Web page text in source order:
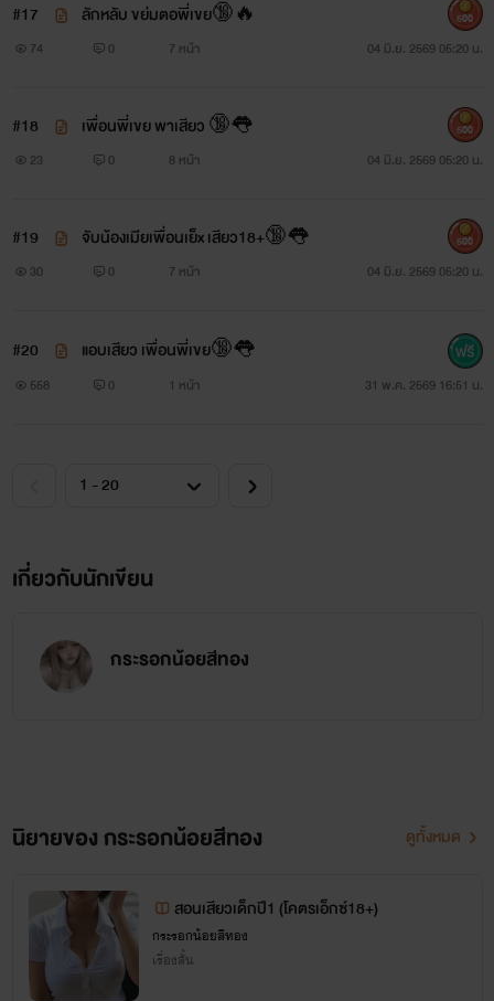
#17 ลักหลับ ขย่มตอพี่เขย🔞🔥
74 0 7 หน้า 04 มิ.ย. 2569 05:20 น.
500
#18 เพื่อนพี่เขย พาเสียว 🔞👅
23 0 8 หน้า 04 มิ.ย. 2569 05:20 น.
500
#19 จับน้องเมียเพื่อนเย็x เสียว18+🔞👅
30 0 7 หน้า 04 มิ.ย. 2569 05:20 น.
500
#20 แอบเสียว เพื่อนพี่เขย🔞👅
558 0 1 หน้า 31 พ.ค. 2569 16:51 น.
เกี่ยวกับนักเขียน
กระรอกน้อยสีทอง
นิยายของ กระรอกน้อยสีทอง ดูทั้งหมด
สอนเสียวเด็กปี1 (โคตรเอ็กซ์18+)
กระรอกน้อยสีทอง
เรื่องสั้น